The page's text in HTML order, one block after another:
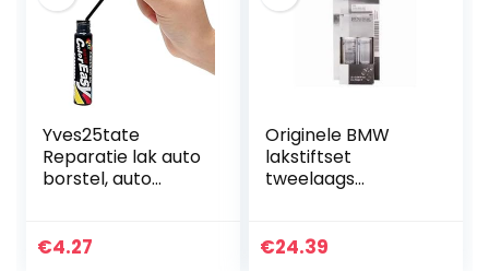
Yves25tate
Reparatie lak auto
borstel, auto
auto krassen
€4.27
Originele BMW
lakstiftset
tweelaags
€24.39